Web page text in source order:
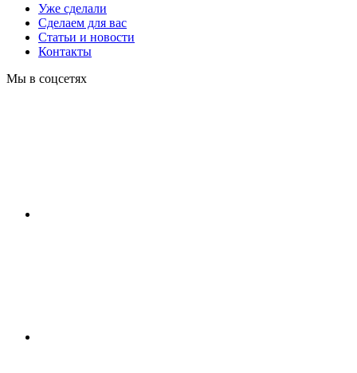
Уже сделали
Сделаем для вас
Статьи и новости
Контакты
Мы в соцсетях